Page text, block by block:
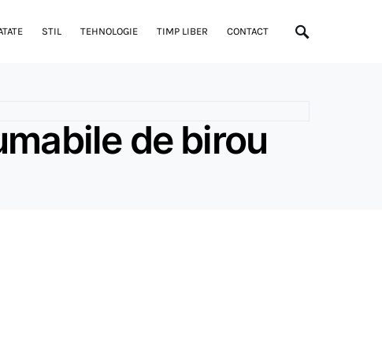
STIL TEHNOLOGIE TIMP LIBER CONTACT
de birou